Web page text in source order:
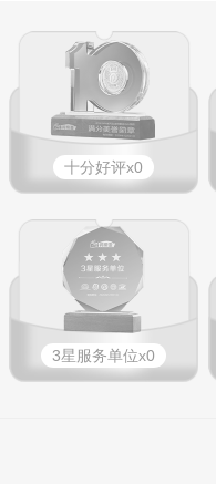
十分好评x0
3星服务单位x0